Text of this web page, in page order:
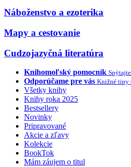
Náboženstvo a ezoterika
Mapy a cestovanie
Cudzojazyčná literatúra
Knihomoľský pomocník
Odporúčame pre vás Knižné tipy
Všetky knihy
Knihy roka 2025
Bestsellery
Novinky
Pripravované
Akcie a zľavy
Kolekcie
BookTok
Mám záujem o titul